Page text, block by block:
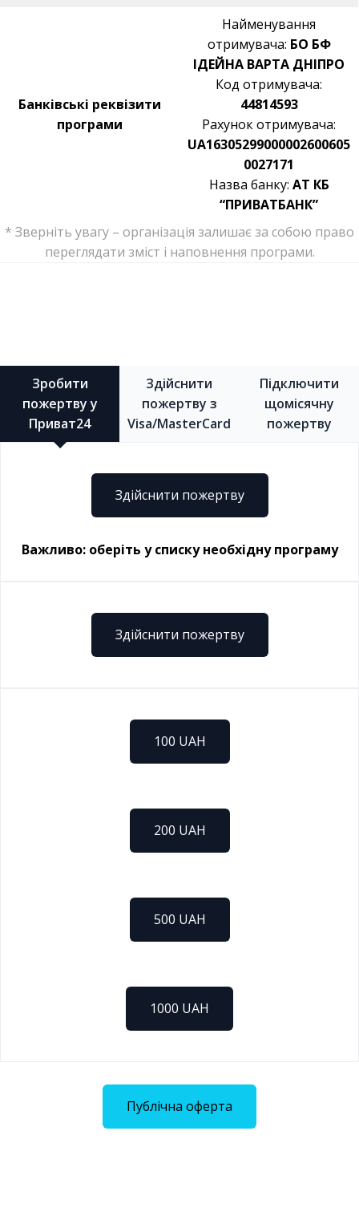
Банківські реквізити
програми
Найменування
отримувача: БО БФ
ІДЕЙНА ВАРТА ДНІПРО
Код отримувача:
44814593
Рахунок отримувача:
UA16305299000002600605
0027171
Назва банку: АТ КБ
“ПРИВАТБАНК”
* Зверніть увагу – організація залишає за собою право
переглядати зміст і наповнення програми.
Зробити
пожертву у
Приват24
Здійснити
пожертву з
Visa/MasterCard
Підключити
щомісячну
пожертву
Здійснити пожертву
Важливо: оберіть у списку необхідну програму
Здійснити пожертву
100 UAH
200 UAH
500 UAH
1000 UAH
Публічна оферта